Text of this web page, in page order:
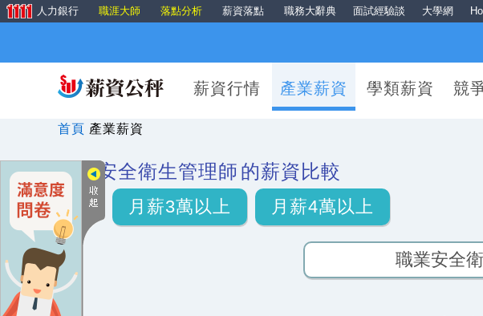
人力銀行 職涯大師 落點分析 薪資落點 職務大辭典 面試經驗談 大學網
薪資行情 產業薪資 學類薪資 競
首頁 產業薪資
職業安全衛生管理師 的薪資比較
月薪3萬以上 月薪4萬以上